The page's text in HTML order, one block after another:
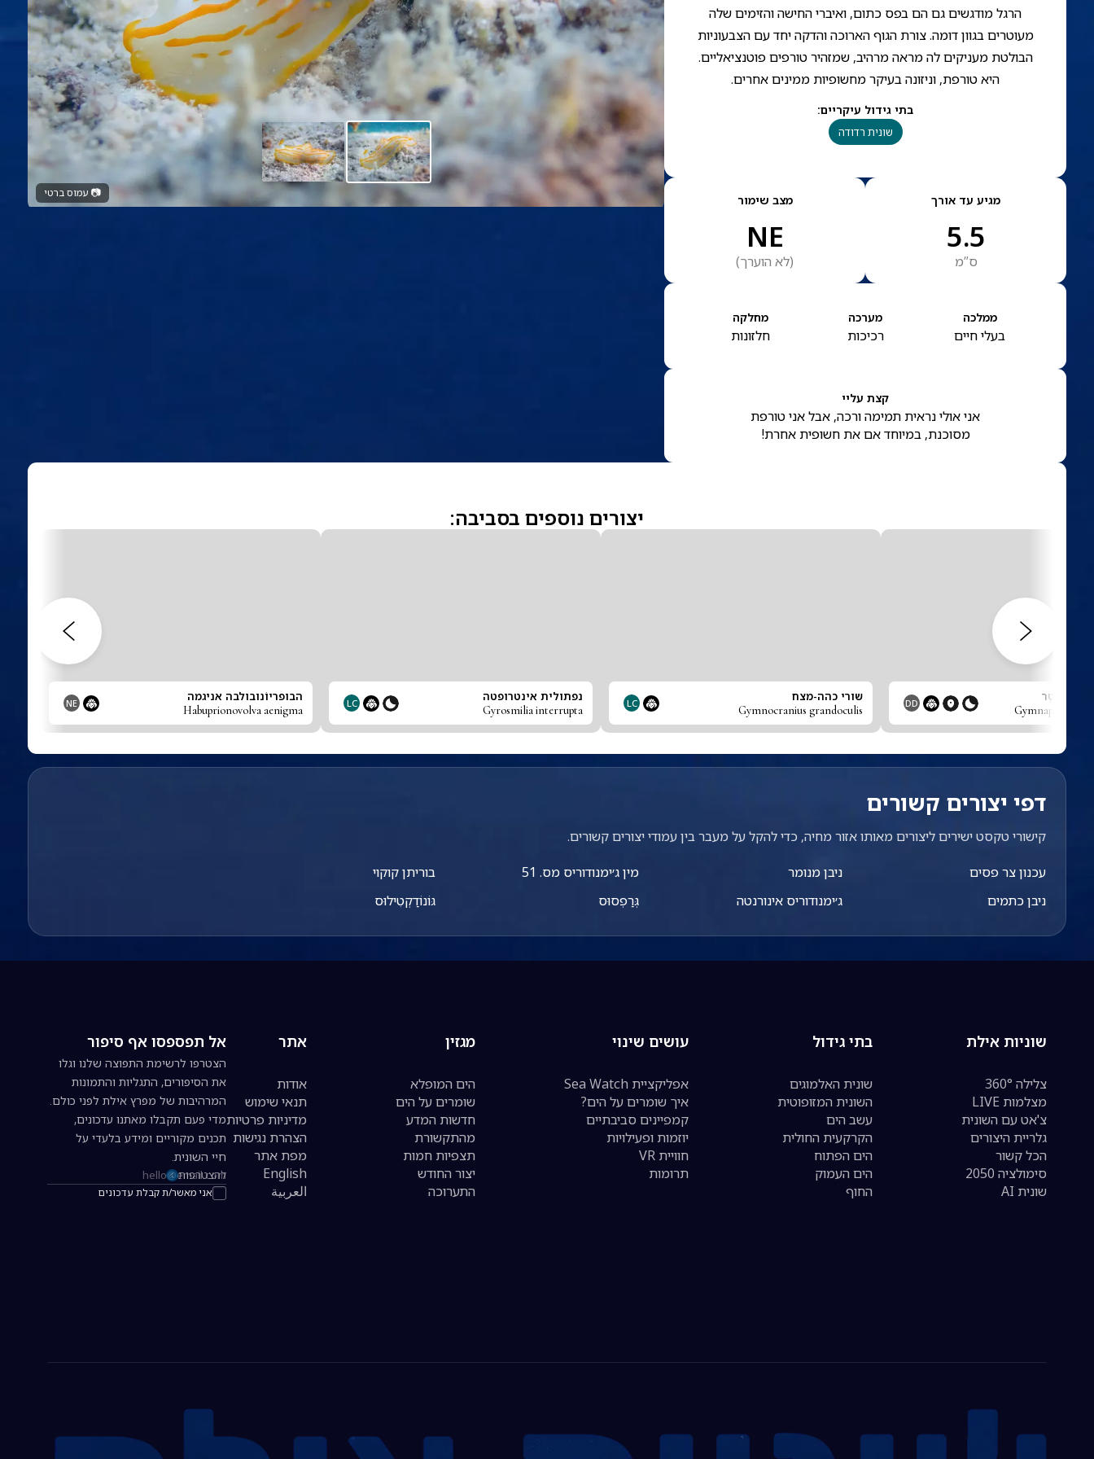
📷 עמוס ברטי
הרגל מודגשים גם הם בפס כתום, ואיברי החישה והזימים שלה
מעוטרים בגוון דומה. צורת הגוף הארוכה והדקה יחד עם הצבעוניות
הבולטת מעניקים לה מראה מרהיב, שמזהיר טורפים פוטנציאליים.
היא טורפת, וניזונה בעיקר מחשופיות ממינים אחרים.
בתי גידול עיקריים:
שונית רדודה
מגיע עד אורך
5.5
ס”מ
מצב שימור
NE
(לא הוערך)
ממלכה
בעלי חיים
מערכה
רכיכות
מחלקה
חלזונות
קצת עליי
אני אולי נראית תמימה ורכה, אבל אני טורפת
מסוכנת, במיוחד אם את חשופית אחרת!
יצורים נוספים בסביבה:
מֶלָנוֹגַסְטֶר
Gymnapogon
DD שורי כהה-מצח
Gymnocranius grandoculis
LC נפתולית אינטרופטה
Gyrosmilia interrupta
LC הבופריוֹנובולבה אניגמה
Habuprionovolva aenigma
NE
דפי יצורים קשורים
קישורי טקסט ישירים ליצורים מאותו אזור מחיה, כדי להקל על מעבר בין עמודי יצורים קשורים.
עכנון צר פסים
ניבן כתמים
ניבן מנומר
ג׳ימנודוריס אינורנטה
מין ג׳ימנודוריס מס. 51
גְּרַפְסוּס
בוריתן קוקוי
גּוֹנוֹדַקְטִילוּס
שוניות אילת
צלילה 360°
מצלמות LIVE
צ'אט עם השונית
גלריית היצורים
הכל קשור
סימולציה 2050
שונית AI
בתי גידול
שונית האלמוגים
השונית המזופוטית
עשב הים
הקרקעית החולית
הים הפתוח
הים העמוק
החוף
עושים שינוי
אפליקציית Sea Watch
איך שומרים על הים?
קמפיינים סביבתיים
יוזמות ופעילויות
חוויית VR
תרומות
מגזין
הים המופלא
שומרים על הים
חדשות המדע
מהתקשורת
תצפיות חמות
יצור החודש
התערוכה
אתר
אודות
תנאי שימוש
מדיניות פרטיות
הצהרת נגישות
מפת אתר
English
العربية
אל תפספסו אף סיפור
הצטרפו לרשימת התפוצה שלנו וגלו
את הסיפורים, התגליות והתמונות
המרהיבות של מפרץ אילת לפני כולם.
מדי פעם תקבלו מאתנו עדכונים,
תכנים מקוריים ומידע בלעדי על
חיי השונית.
כתובת אימייל להרשמה לניוזלטר
אני מאשר/ת קבלת עדכונים
להצטרפות